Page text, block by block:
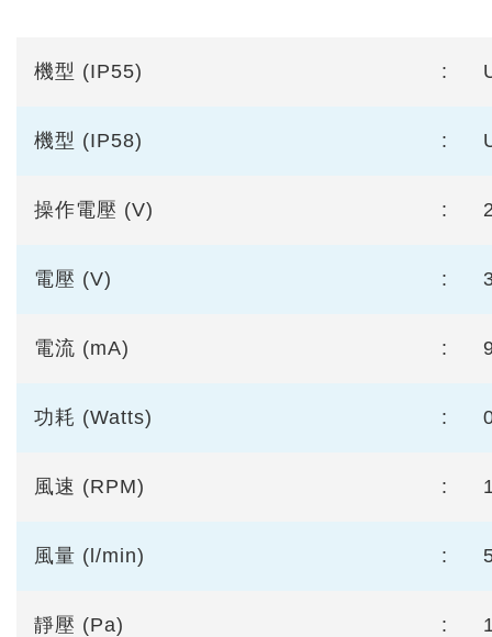
機型 (IP55) :
機型 (IP58) :
操作電壓 (V) :
電壓 (V) :
電流 (mA) :
功耗 (Watts) :
風速 (RPM) :
風量 (l/min) :
靜壓 (Pa) :